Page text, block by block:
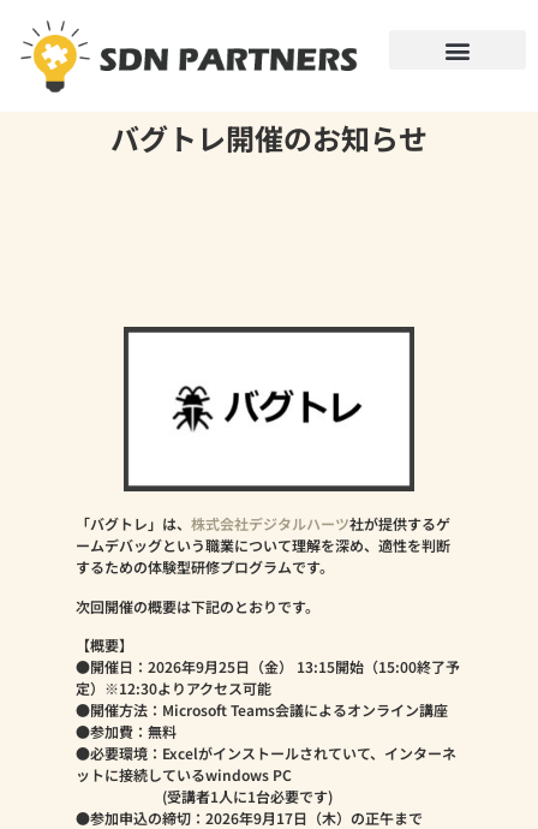
バグトレ開催のお知らせ
「バグトレ」は、 株式会社デジタルハーツ社が提供するゲ
ームデバッグという職業について理解を深め、適性を判断
するための体験型研修プログラムです。
次回開催の概要は下記のとおりです。
【概要】
●開催日：2026年9月25日（金） 13:15開始（15:00終了予
定）※12:30よりアクセス可能
●開催方法：Microsoft Teams会議によるオンライン講座
●参加費：無料
●必要環境：Excelがインストールされていて、インターネ
ットに接続しているwindows PC
(受講者1人に1台必要です)
●参加申込の締切：2026年9月17日（木）の正午まで